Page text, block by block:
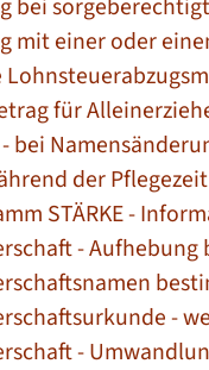
bei
mit einer oder
für
bei
der
STÄRKE -
- Aufhebung
-
-